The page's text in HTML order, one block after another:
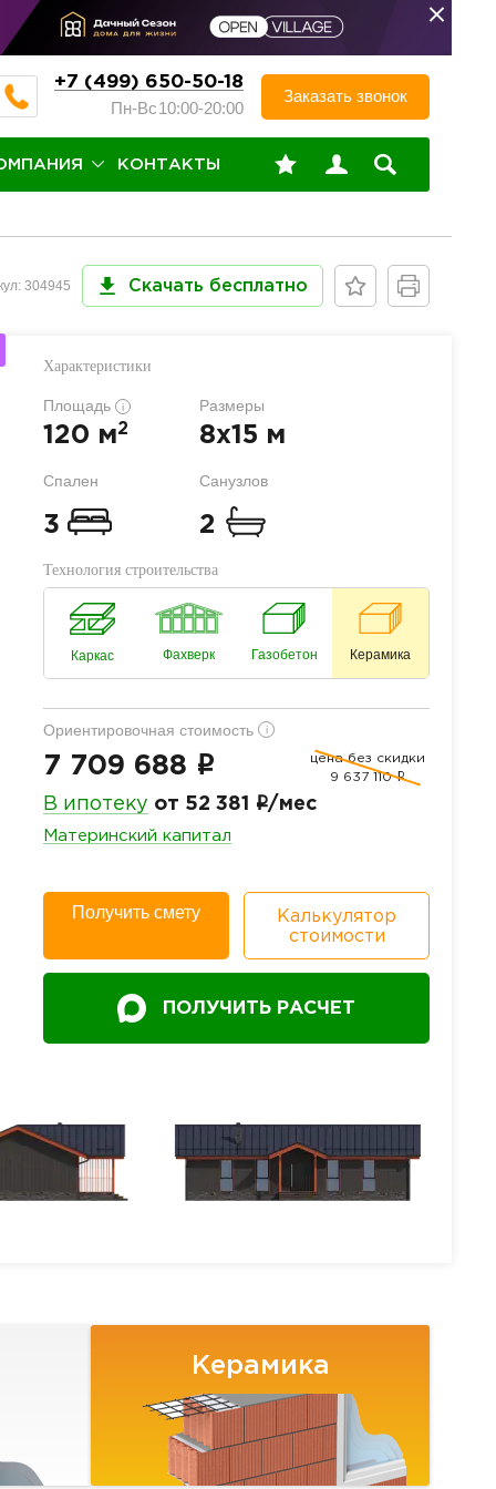
+7 (499) 650-50-18
Пн-Вс10:00-20:00
Заказать звонок
КОНТАКТЫ
304945 Скачать бесплатно
Характеристики
Площадь i
120 м2
Размеры
8x15 м
Спален
3
Санузлов
2
Технология строительства
Каркас Фахверк Газобетон Керамика
Ориентировочная стоимость i
7 709 688 i
цена без скидки
9 637 110 i
В ипотеку от 52 381 i/мес
Материнский капитал
Получить смету
Калькулятор
стоимости
ПОЛУЧИТЬ РАСЧЕТ
Керамика